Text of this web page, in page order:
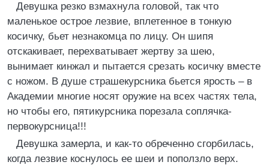
Девушка резко взмахнула головой, так что
маленькое острое лезвие, вплетенное в тонкую
косичку, бьет незнакомца по лицу. Он шипя
отскакивает, перехватывает жертву за шею,
вынимает кинжал и пытается срезать косичку вместе
с ножом. В душе страшекурсника бьется ярость – в
Академии многие носят оружие на всех частях тела,
но чтобы его, пятикурсника порезала соплячка-
первокурсница!!!
Девушка замерла, и как-то обреченно сгорбилась,
когда лезвие коснулось ее шеи и поползло верх.